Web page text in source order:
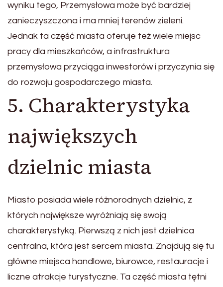
wyniku tego, Przemysłowa może być bardziej
zanieczyszczona i ma mniej terenów zieleni.
Jednak ta część miasta oferuje też wiele miejsc
pracy dla mieszkańców, a infrastruktura
przemysłowa przyciąga inwestorów i przyczynia się
do rozwoju gospodarczego miasta.
5. Charakterystyka
największych
dzielnic miasta
Miasto posiada wiele różnorodnych dzielnic, z
których największe wyróżniają się swoją
charakterystyką. Pierwszą z nich jest dzielnica
centralna, która jest sercem miasta. Znajdują się tu
główne miejsca handlowe, biurowce, restauracje i
liczne atrakcje turystyczne. Ta część miasta tętni